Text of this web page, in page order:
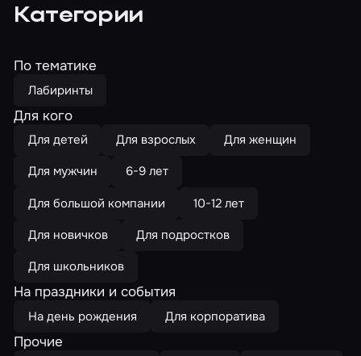
Категории
По тематике
Лабиринты
Для кого
Для детей Для взрослых
Для женщин
Для мужчин
6-9 лет
Для большой компании
10-12 лет
Для новичков
Для подростков
Для школьников
На праздники и события
На день рождения Для корпоратива
Прочие